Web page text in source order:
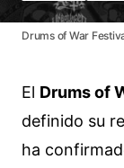
Drums of War
El Drums of
definido su
ha